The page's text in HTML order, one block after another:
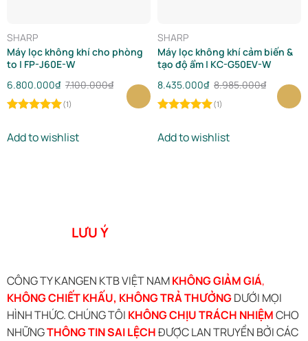
SHARP
Máy lọc không khí cho phòng
to | FP-J60E-W
7.100.000₫
Original
price
7.100.000₫.
6.800.000₫
Current
price
6.800.000₫.
out of 5
(1)
Add to wishlist
SHARP
Máy lọc không khí cảm biến &
tạo độ ẩm | KC-G50EV-W
8.985.000₫
Original
price
8.985.000₫.
8.435.000₫
Current
price
8.435.000₫.
out of 5
(1)
Add to wishlist
LƯU Ý
CÔNG TY KANGEN KTB VIỆT NAMKHÔNG GIẢM GIÁ,
KHÔNG CHIẾT KHẤU, KHÔNG TRẢ THƯỞNGDƯỚI MỌI
HÌNH THỨC. CHÚNG TÔI KHÔNG CHỊU TRÁCH NHIỆMCHO
NHỮNGTHÔNG TIN SAI LỆCHĐƯỢC LAN TRUYỀN BỞI CÁC